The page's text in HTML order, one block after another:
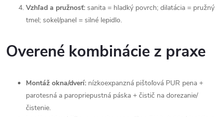
Vzhľad a pružnosť: sanita = hladký povrch; dilatácia = pružný
tmel; sokel/panel = silné lepidlo.
Overené kombinácie z praxe
Montáž okna/dverí: nízkoexpanzná pištoľová PUR pena +
parotesná a paropriepustná páska + čistič na dorezanie/
čistenie.